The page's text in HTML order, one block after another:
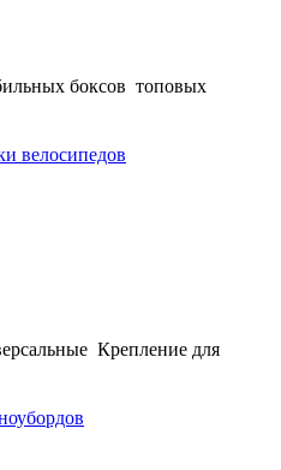
боксов топовых
велосипедов
Крепление для